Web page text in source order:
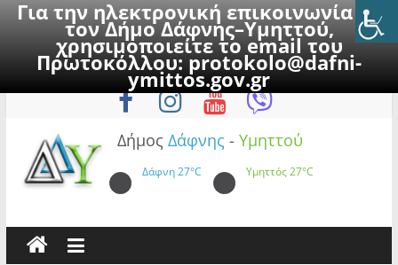
Για την ηλεκτρονική επικοινωνία με
τον Δήμο Δάφνης–Υμηττού,
χρησιμοποιείτε το email του
Πρωτοκόλλου:protokolo@dafni-
ymittos.gov.gr
to
Παρασκευή, 7 Αυγούστου 2026
Δήμος Δάφνης - Υμηττού
Δάφνη27°C Υμηττός27°C